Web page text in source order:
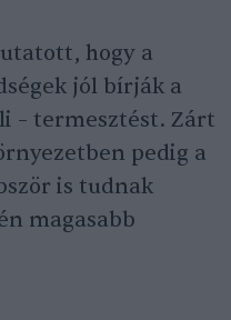
hogy a
jól bírják a
– termesztést. Zárt
pedig a
is tudnak
magasabb